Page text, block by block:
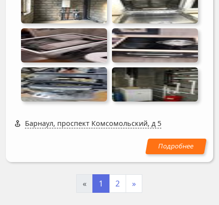
Барнаул, проспект Комсомольский, д 5
« 1 2 »